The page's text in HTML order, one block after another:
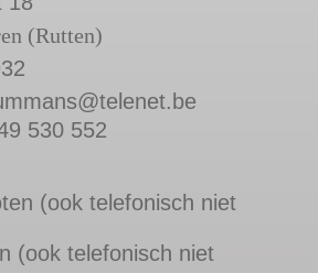
(Rutten)
530 552
(ook telefonisch niet
(ook telefonisch niet